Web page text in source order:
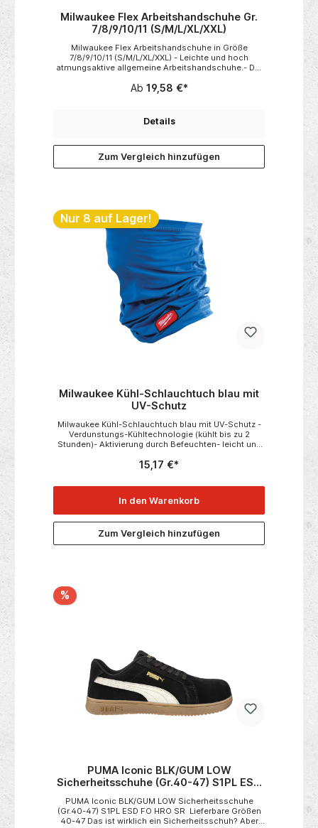
Milwaukee Flex Arbeitshandschuhe Gr.
7/8/9/10/11 (S/M/L/XL/XXL)
Milwaukee Flex Arbeitshandschuhe in Größe
7/8/9/10/11 (S/M/L/XL/XXL) - Leichte und hoch
atmungsaktive allgemeine Arbeitshandschuhe.- Der
ermöglicht es, kleine Gegenstände zu handhaben.-
Daumen- und Fingernaht für mehr Haltbarkeit.-
Frottee-Daumen.- SMARTSWIPE™ kapazitiver
von Touchscreen-Geräten, ohne die Handschuhe
ausziehen zu müssen.- EN ISO 21420, EN388
(2121A).
Ab 19,58 €*
Details
Zum Vergleich hinzufügen
Nur 8 auf Lager!
Milwaukee Kühl-Schlauchtuch blau mit
UV-Schutz
Milwaukee Kühl-Schlauchtuch blau mit UV-Schutz -
Verdunstungs-Kühltechnologie (kühlt bis zu 2
Stunden)- Aktivierung durch Befeuchten- leicht und
atmungsaktive Material fördert die Luftzirkulation u.
im Nacken und Gesichtsbereich zu reduzieren-
UV-Schut UPF50+
15,17 €*
In den Warenkorb
Zum Vergleich hinzufügen
%
PUMA Iconic BLK/GUM LOW
Sicherheitsschuhe (Gr.40-47) S1PL ESD
PUMA Iconic BLK/GUM LOW Sicherheitsschuhe
(Gr.40-47) S1PL ESD FO HRO SR Lieferbare Größen
40-47 Das ist wirklich ein Sicherheitsschuh? Aber